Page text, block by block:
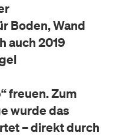
Boden, Wand
auch 2019
freuen. Zum
wurde das
– direkt durch